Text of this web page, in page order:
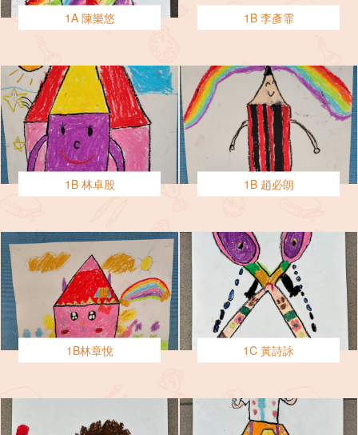
1A 陳樂悠 1B 李彥霏
1B 林卓殷 1B 趙必朗
1B林章悅 1C 黃詩詠